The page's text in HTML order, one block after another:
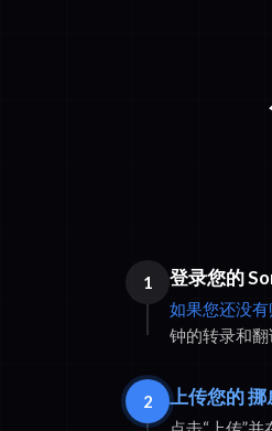
1 登录您的
如果您还没
钟的转录和翻
2 上传您的 挪